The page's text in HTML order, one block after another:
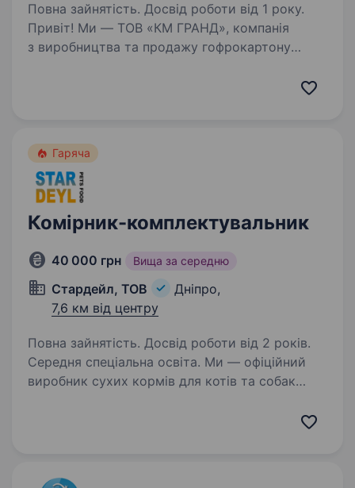
Повна зайнятість. Досвід роботи від 1 року.
Привіт! Ми — ТОВ «КМ ГРАНД», компанія
з виробництва та продажу гофрокартону
Гаряча
Комірник-комплектувальник
40 000 грн Вища за середню
Стардейл, ТОВ
Дніпро,
7,6 км від центру
Повна зайнятість. Досвід роботи від 2 років.
Середня спеціальна освіта. Ми — офіційний
виробник сухих кормів для котів та собак
та здоров’я для твоїх улюбленців. Запрошуємо